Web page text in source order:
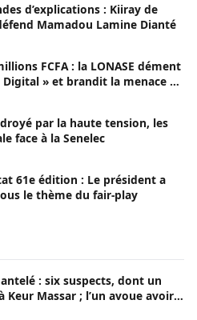
d’explications : Kiiray de
Mamadou Lamine Dianté
FCFA : la LONASE dément
» et brandit la menace de
par la haute tension, les
face à la Senelec
61e édition : Le président a
le thème du fair-play
: six suspects, dont un
Keur Massar ; l’un avoue avoir